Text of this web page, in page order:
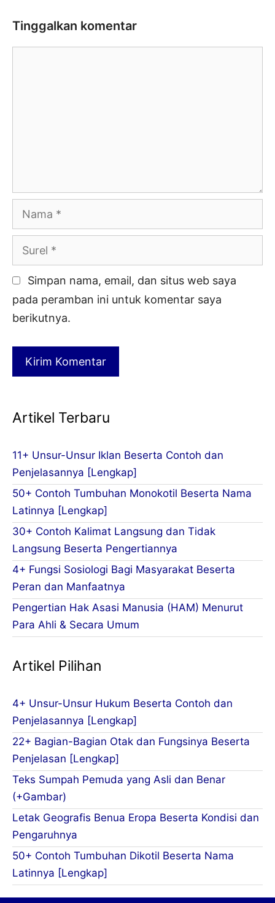
Tinggalkan komentar
Nama
Surel
Simpan nama, email, dan situs web saya
pada peramban ini untuk komentar saya
berikutnya.
Artikel Terbaru
11+ Unsur-Unsur Iklan Beserta Contoh dan
Penjelasannya [Lengkap]
50+ Contoh Tumbuhan Monokotil Beserta Nama
Latinnya [Lengkap]
30+ Contoh Kalimat Langsung dan Tidak
Langsung Beserta Pengertiannya
4+ Fungsi Sosiologi Bagi Masyarakat Beserta
Peran dan Manfaatnya
Pengertian Hak Asasi Manusia (HAM) Menurut
Para Ahli & Secara Umum
Artikel Pilihan
4+ Unsur-Unsur Hukum Beserta Contoh dan
Penjelasannya [Lengkap]
22+ Bagian-Bagian Otak dan Fungsinya Beserta
Penjelasan [Lengkap]
Teks Sumpah Pemuda yang Asli dan Benar
(+Gambar)
Letak Geografis Benua Eropa Beserta Kondisi dan
Pengaruhnya
50+ Contoh Tumbuhan Dikotil Beserta Nama
Latinnya [Lengkap]